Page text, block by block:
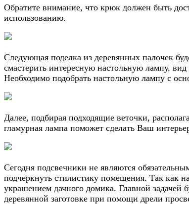
Обратите внимание, что крюк должен быть
использованию.
Следующая поделка из деревянных палочек
смастерить интересную настольную лампу,
Необходимо подобрать настольную лампу с
Далее, подбирая подходящие веточки,
гламурная лампа поможет сделать Ваш
Сегодня подсвечники не являются
подчеркнуть стилистику помещения. Так как
украшением дачного домика. Главной задачей
деревянной заготовке при помощи дрели